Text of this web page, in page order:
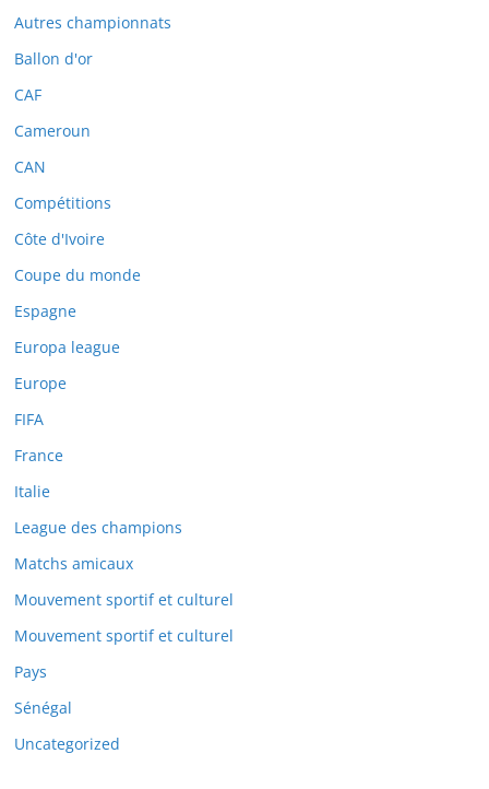
Autres championnats
Ballon d'or
CAF
Cameroun
CAN
Compétitions
Côte d'Ivoire
Coupe du monde
Espagne
Europa league
Europe
FIFA
France
Italie
League des champions
Matchs amicaux
Mouvement sportif et culturel
Mouvement sportif et culturel
Pays
Sénégal
Uncategorized